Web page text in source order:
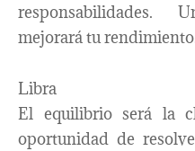
responsabilidades.
mejorará tu
Libra
El equilibrio será la
oportunidad de